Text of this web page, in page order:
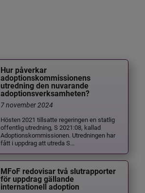
Hur påverkar
adoptionskommissionens
utredning den nuvarande
adoptionsverksamheten?
7 november 2024
Hösten 2021 tillsatte regeringen en statlig
offentlig utredning, S 2021:08, kallad
Adoptionskommissionen. Utredningen har
fått i uppdrag att utreda S...
MFoF redovisar två slutrapporter
för uppdrag gällande
internationell adoption